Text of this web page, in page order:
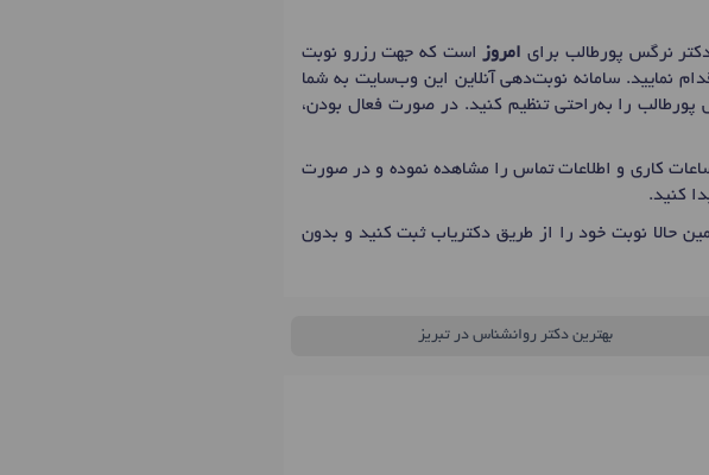
امروز
است که جهت رزرو نوبت
نمایید. سامانه نوبت‌دهی آنلاین این وب‌سایت به شما
را به‌راحتی تنظیم کنید. در صورت فعال بودن،
کاری و اطلاعات تماس را مشاهده نموده و در صورت
کنید.
حالا نوبت خود را از طریق دکتریاب ثبت کنید و بدون
بهترین دکتر روانشناس در تبریز